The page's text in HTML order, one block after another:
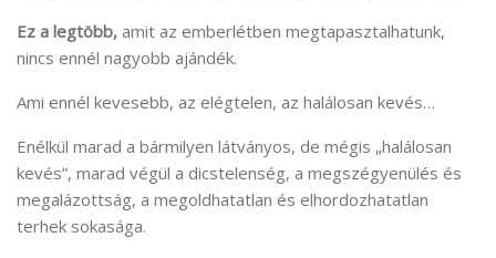
Ez a legtöbb, amit az emberlétben megtapasztalhatunk,
nincs ennél nagyobb ajándék.
Ami ennél kevesebb, az elégtelen, az halálosan kevés…
Enélkül marad a bármilyen látványos, de mégis „halálosan
kevés”, marad végül a dicstelenség, a megszégyenülés és
megalázottság, a megoldhatatlan és elhordozhatatlan
terhek sokasága.